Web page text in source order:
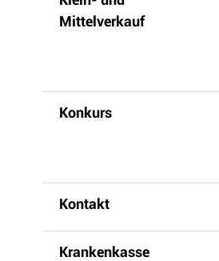
Mittelverkauf
Konkurs
Kontakt
Krankenkasse